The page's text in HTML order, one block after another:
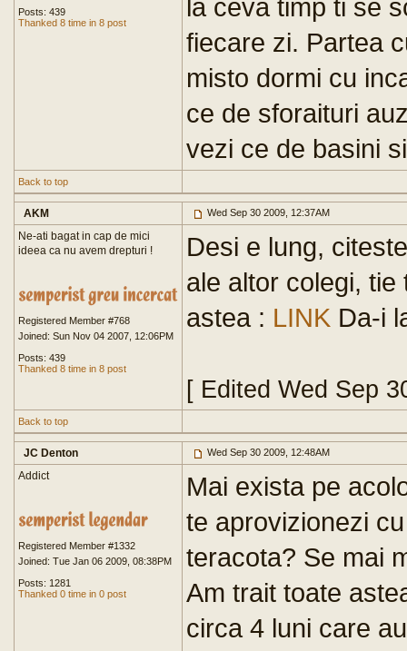
Posts: 439
Thanked 8 time in 8 post
la ceva timp ti se
fiecare zi. Partea
misto dormi cu
ce de sforaituri
vezi ce de basini
Back to top
AKM Wed Sep 30 2009, 12:37AM
Ne-ati bagat in cap de mici
ideea ca nu avem drepturi !
Registered Member #768
Joined: Sun Nov 04 2007, 12:06PM
Posts: 439
Thanked 8 time in 8 post
Desi e lung,
ale altor colegi,
astea : LINK Da-i
[ Edited Wed Sep
Back to top
JC Denton Wed Sep 30 2009, 12:48AM
Addict
Registered Member #1332
Joined: Tue Jan 06 2009, 08:38PM
Posts: 1281
Thanked 0 time in 0 post
Mai exista pe
te aprovizionezi
teracota? Se mai
Am trait toate
circa 4 luni care